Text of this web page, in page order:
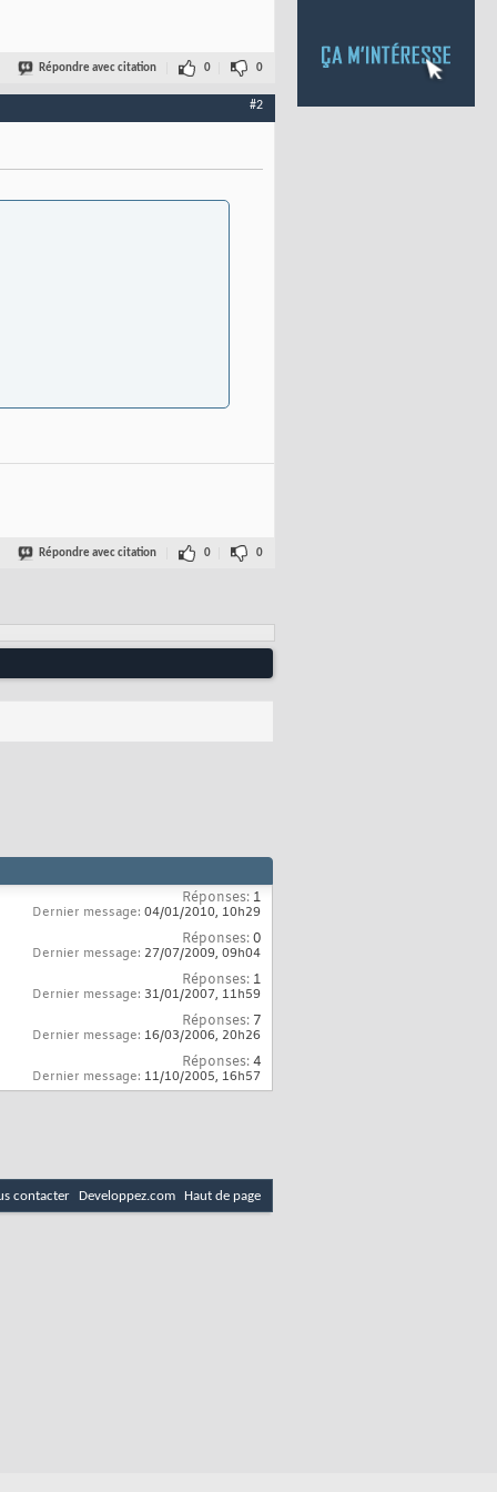
Répondre avec citation 0 0
#2
Répondre avec citation 0 0
Réponses: 1
Dernier message: 04/01/2010, 10h29
Réponses:0
Dernier message: 27/07/2009, 09h04
Réponses: 1
Dernier message: 31/01/2007, 11h59
Réponses: 7
Dernier message: 16/03/2006, 20h26
Réponses:4
Dernier message: 11/10/2005, 16h57
contacter Developpez.com Haut de page